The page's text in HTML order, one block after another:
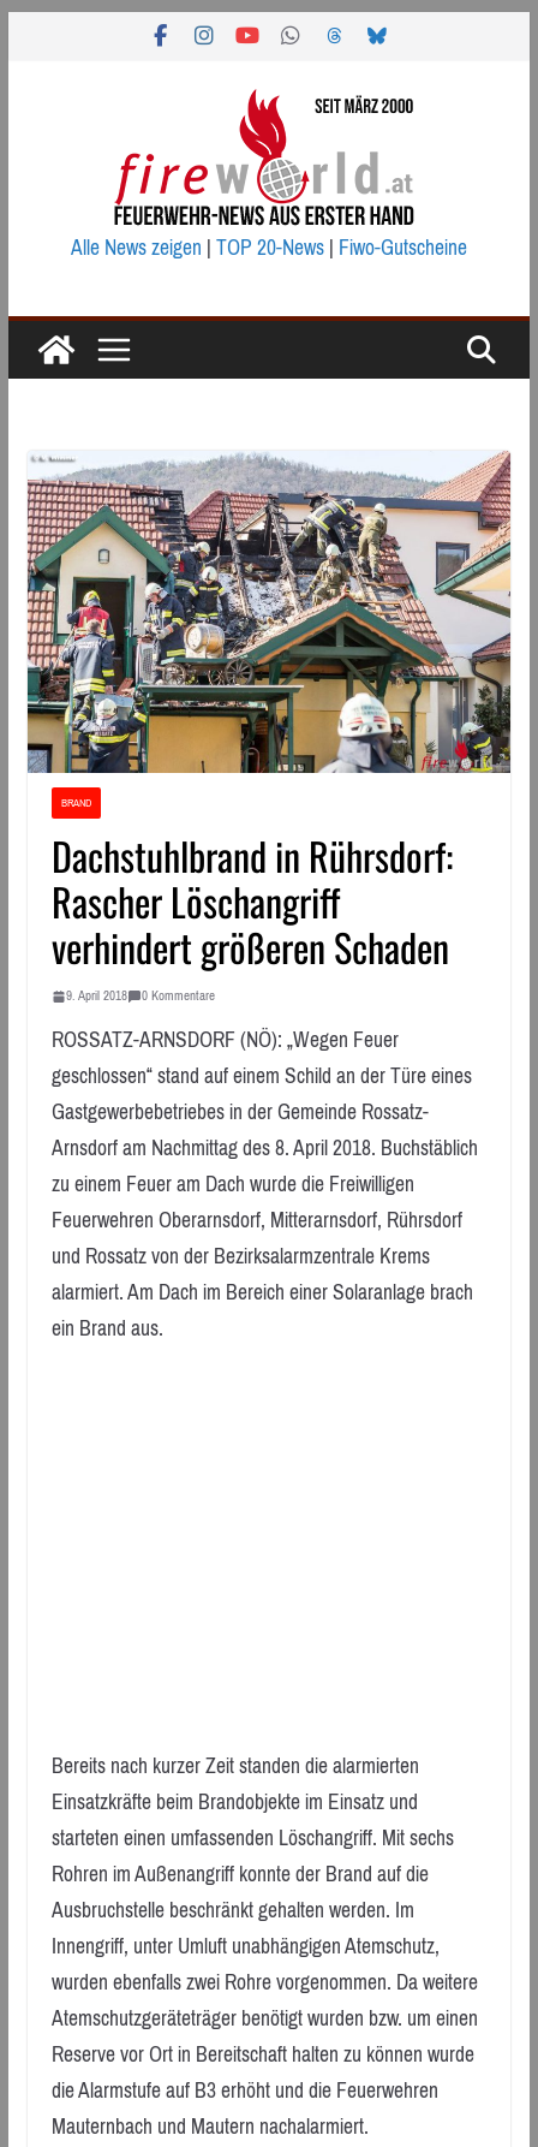
Alle News zeigen|TOP 20-News|Fiwo-Gutscheine
BRAND
Dachstuhlbrand in Rührsdorf:
Rascher Löschangriff
verhindert größeren Schaden
9. April 2018 0 Kommentare
ROSSATZ-ARNSDORF (NÖ): „Wegen Feuer
geschlossen“ stand auf einem Schild an der Türe eines
Gastgewerbebetriebes in der Gemeinde Rossatz-
Arnsdorf am Nachmittag des 8. April 2018. Buchstäblich
zu einem Feuer am Dach wurde die Freiwilligen
Feuerwehren Oberarnsdorf, Mitterarnsdorf, Rührsdorf
und Rossatz von der Bezirksalarmzentrale Krems
alarmiert. Am Dach im Bereich einer Solaranlage brach
ein Brand aus.
Bereits nach kurzer Zeit standen die alarmierten
Einsatzkräfte beim Brandobjekte im Einsatz und
starteten einen umfassenden Löschangriff. Mit sechs
Rohren im Außenangriff konnte der Brand auf die
Ausbruchstelle beschränkt gehalten werden. Im
Innengriff, unter Umluft unabhängigen Atemschutz,
wurden ebenfalls zwei Rohre vorgenommen. Da weitere
Atemschutzgeräteträger benötigt wurden bzw. um einen
Reserve vor Ort in Bereitschaft halten zu können wurde
die Alarmstufe auf B3 erhöht und die Feuerwehren
Mauternbach und Mautern nachalarmiert.